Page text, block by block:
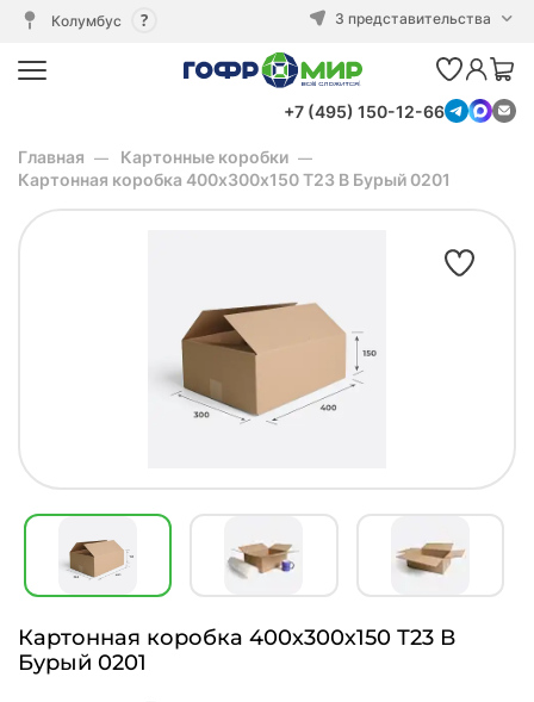
Колумбус 3 представительства
+7 (495) 150-12-66
Главная
Картонные коробки
Картонная коробка 400х300х150 Т23 В Бурый 0201
Картонная коробка 400х300х150 Т23 В
Бурый 0201